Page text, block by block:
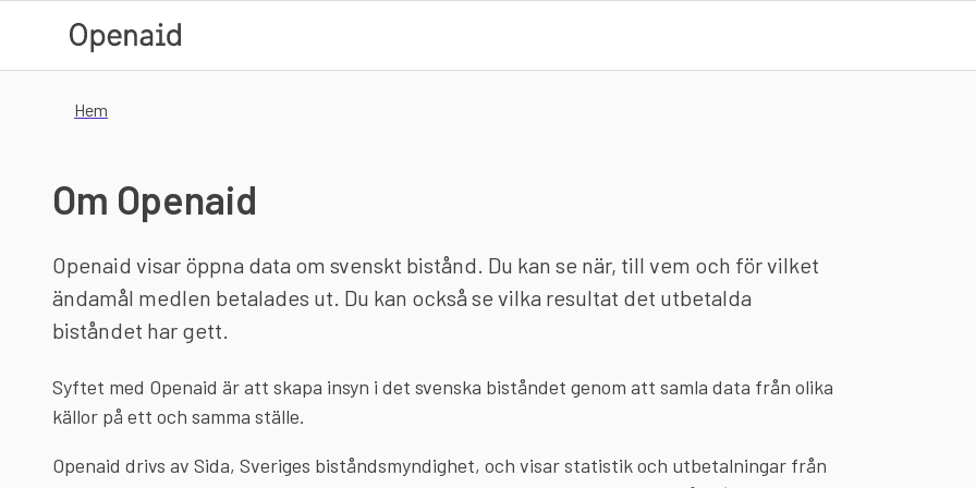
Hem
Om Openaid
Openaid visar öppna data om svenskt bistånd. Du kan se när, till vem och för vilket
ändamål medlen betalades ut. Du kan också se vilka resultat det utbetalda
biståndet har gett.
Syftet med Openaid är att skapa insyn i det svenska biståndet genom att samla data från olika
källor på ett och samma ställe.
Openaid drivs av Sida, Sveriges biståndsmyndighet, och visar statistik och utbetalningar från